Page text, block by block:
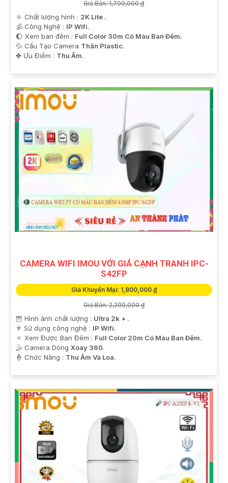
Giá Bán: 1,700,000 ₫
🔆 Chất lượng hình : 2K Lite .
🕉️ Công Nghệ : IP Wifi.
🌔 Xem ban đêm : Full Color 30m Có Màu Ban Ðêm.
💦 Cấu Tạo Camera Thân Plastic.
️✤ Ưu Điểm : Thu Âm.
CAMERA WIFI IMOU VỚI GIÁ CẠNH TRANH IPC-
S42FP
Giá Khuyến Mại: 1,800,000 ₫
Giá Bán: 2,200,000 ₫
🦉 Hình ảnh chất lượng : Ultra 2k + .
⚜️ Sử dụng công nghệ : IP Wifi.
🔅 Xem Được Ban Đêm : Full Color 20m Có Màu Ban Ðêm.
🤹 Camera Dòng Xoay 360.
️👮 Chức Năng : Thu Âm Và Loa.